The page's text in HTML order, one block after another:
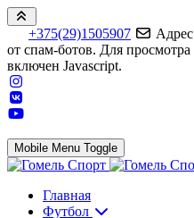
+375(29)1505907
от спам-ботов. Для просмотра
включен Javascript.
Mobile Menu Toggle
Главная
Футбол